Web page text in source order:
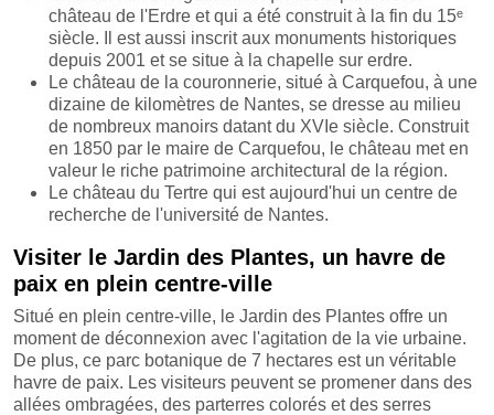
château de l'Erdre et qui a été construit à la fin du 15ᵉ
siècle. Il est aussi inscrit aux monuments historiques
depuis 2001 et se situe à la chapelle sur erdre.
Le château de la couronnerie, situé à Carquefou, à une
dizaine de kilomètres de Nantes, se dresse au milieu
de nombreux manoirs datant du XVIe siècle. Construit
en 1850 par le maire de Carquefou, le château met en
valeur le riche patrimoine architectural de la région.
Le château du Tertre qui est aujourd'hui un centre de
recherche de l'université de Nantes.
Visiter le Jardin des Plantes, un havre de
paix en plein centre-ville
Situé en plein centre-ville, le Jardin des Plantes offre un
moment de déconnexion avec l'agitation de la vie urbaine.
De plus, ce parc botanique de 7 hectares est un véritable
havre de paix. Les visiteurs peuvent se promener dans des
allées ombragées, des parterres colorés et des serres